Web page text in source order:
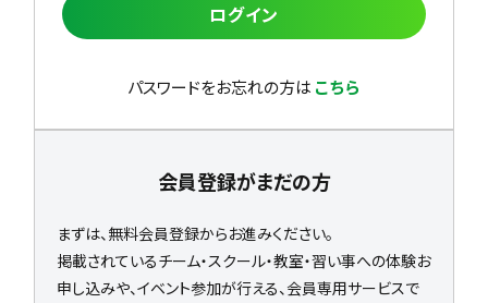
ログイン
パスワードをお忘れの方は こちら
会員登録がまだの方
まずは、無料会員登録からお進みください。
掲載されているチーム・スクール・教室・習い事への体験お
申し込みや、イベント参加が行える、会員専用サービスで